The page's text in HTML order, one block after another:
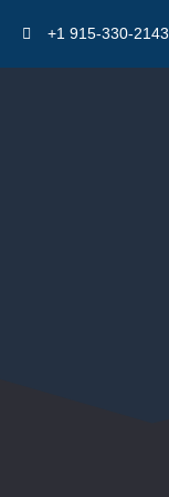
+1 915-330-2143